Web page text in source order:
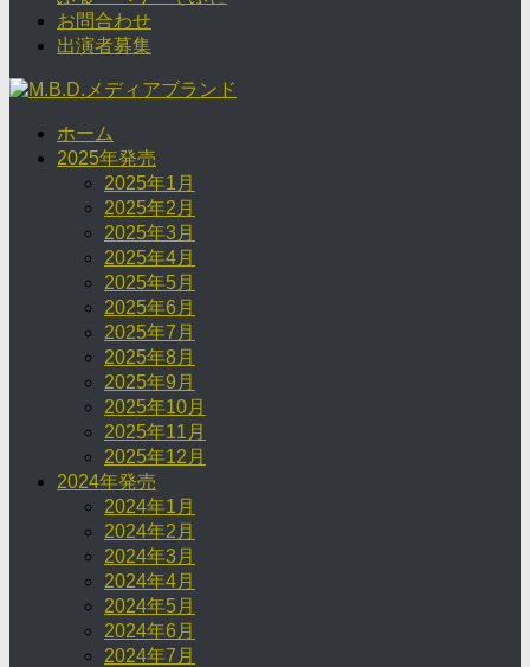
お問合わせ
出演者募集
ホーム
2025年発売
2025年1月
2025年2月
2025年3月
2025年4月
2025年5月
2025年6月
2025年7月
2025年8月
2025年9月
2025年10月
2025年11月
2025年12月
2024年発売
2024年1月
2024年2月
2024年3月
2024年4月
2024年5月
2024年6月
2024年7月